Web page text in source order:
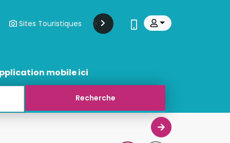
Sites Touristiques Modes Et Beauté
mobile ici